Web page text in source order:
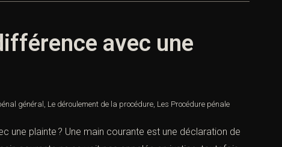
avec une
général , Le déroulement de la procédure, Les Procédure pénale
une plainte ? Une main courante est une déclaration de